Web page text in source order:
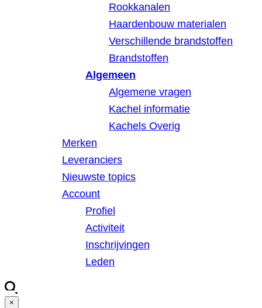
Rookkanalen
Haardenbouw materialen
Verschillende brandstoffen
Brandstoffen
Algemeen
Algemene vragen
Kachel informatie
Kachels Overig
Merken
Leveranciers
Nieuwste topics
Account
Profiel
Activiteit
Inschrijvingen
Leden
×